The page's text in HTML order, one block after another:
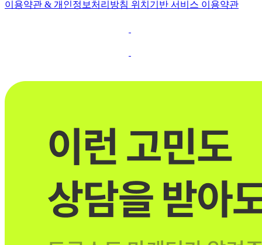
이용약관 & 개인정보처리방침 위치기반 서비스 이용약관